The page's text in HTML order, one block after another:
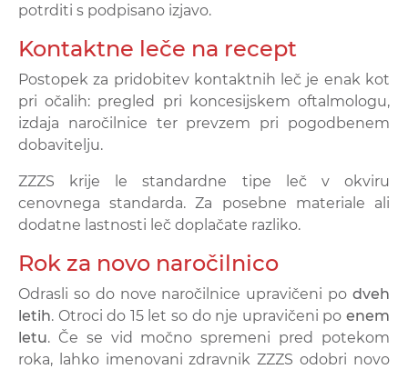
potrditi s podpisano izjavo.
Kontaktne leče na recept
Postopek za pridobitev kontaktnih leč je enak kot
pri očalih: pregled pri koncesijskem oftalmologu,
izdaja naročilnice ter prevzem pri pogodbenem
dobavitelju.
ZZZS krije le standardne tipe leč v okviru
cenovnega standarda. Za posebne materiale ali
dodatne lastnosti leč doplačate razliko.
Rok za novo naročilnico
Odrasli so do nove naročilnice upravičeni po dveh
letih. Otroci do 15 let so do nje upravičeni po enem
letu. Če se vid močno spremeni pred potekom
roka, lahko imenovani zdravnik ZZZS odobri novo